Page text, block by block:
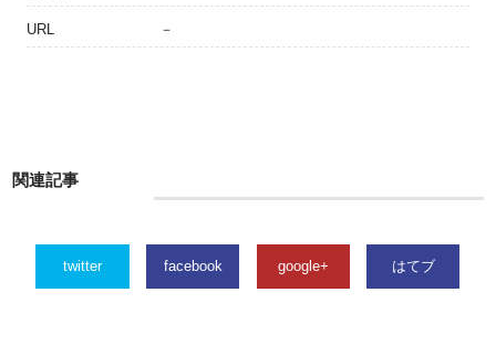
URL －
関連記事
twitter facebook google+ はてブ